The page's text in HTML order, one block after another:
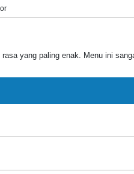
yang paling enak. Menu ini